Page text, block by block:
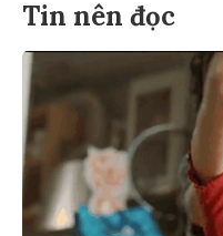
Tin nên đọc